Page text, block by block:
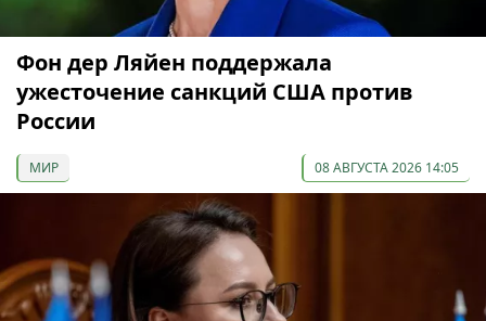
Фон дер Ляйен поддержала
ужесточение санкций США против
России
МИР 08 АВГУСТА 2026 14:05